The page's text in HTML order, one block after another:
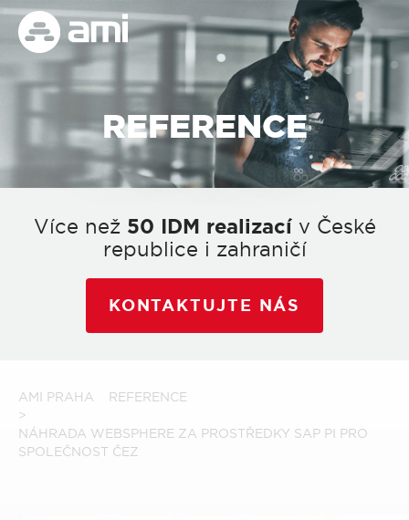
REFERENCE
Více než 50 IDM realizacív České
republice i zahraničí
KONTAKTUJTE NÁS
AMI PRAHA REFERENCE
NÁHRADA WEBSPHERE ZA PROSTŘEDKY SAP PI PRO
SPOLEČNOST ČEZ